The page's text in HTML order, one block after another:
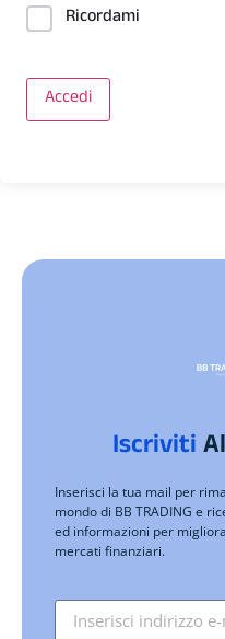
Ricordami
Accedi
Iscriviti
Inserisci la tua mail per
mondo di BB TRADING e
ed informazioni per
mercati finanziari.